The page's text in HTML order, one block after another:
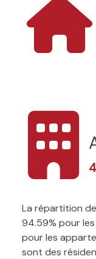
La répartition
94.59% pour
pour les
sont des